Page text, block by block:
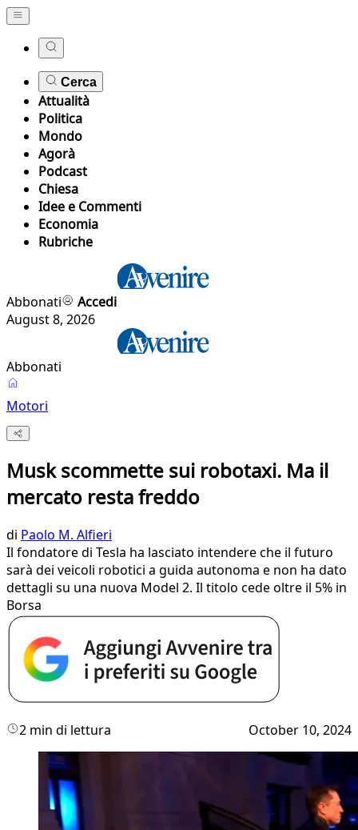
Cerca
Attualità
Politica
Mondo
Agorà
Podcast
Chiesa
Idee e Commenti
Economia
Rubriche
Abbonati
Accedi
August 8, 2026
Abbonati
Motori
Musk scommette sui robotaxi. Ma il
mercato resta freddo
di Paolo M. Alfieri
Il fondatore di Tesla ha lasciato intendere che il futuro
sarà dei veicoli robotici a guida autonoma e non ha dato
dettagli su una nuova Model 2. Il titolo cede oltre il 5% in
Borsa
2 min di lettura October 10, 2024